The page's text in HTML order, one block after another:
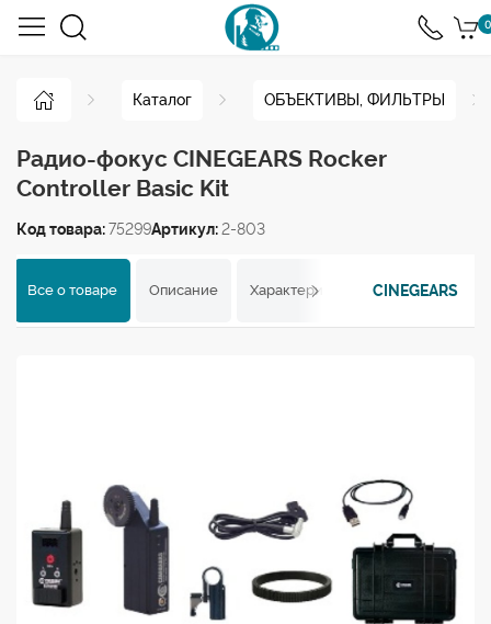
0
Каталог ОБЪЕКТИВЫ, ФИЛЬТРЫ
Радио-фокус CINEGEARS Rocker
Controller Basic Kit
Код товара:75299Артикул:2-803
Все о товаре Описание Характеристики Отзывы
CINEGEARS